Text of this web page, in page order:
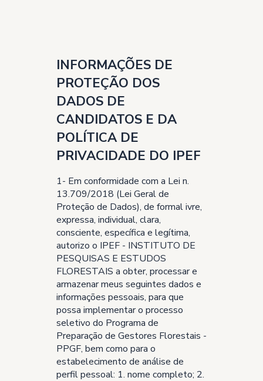
INFORMAÇÕES DE
PROTEÇÃO DOS
DADOS DE
CANDIDATOS E DA
POLÍTICA DE
PRIVACIDADE DO IPEF
1- Em conformidade com a Lei n.
13.709/2018 (Lei Geral de
Proteção de Dados), de formal ivre,
expressa, individual, clara,
consciente, específica e legítima,
autorizo o IPEF - INSTITUTO DE
PESQUISAS E ESTUDOS
FLORESTAIS a obter, processar e
armazenar meus seguintes dados e
informações pessoais, para que
possa implementar o processo
seletivo do Programa de
Preparação de Gestores Florestais -
PPGF, bem como para o
estabelecimento de análise de
perfil pessoal: 1. nome completo; 2.